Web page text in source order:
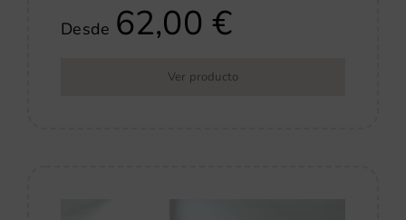
Desde 62,00€
Ver producto